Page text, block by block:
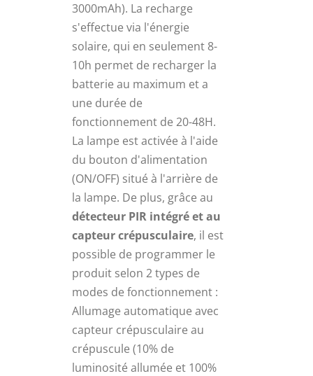
3000mAh). La recharge
s'effectue via l'énergie
solaire, qui en seulement 8-
10h permet de recharger la
batterie au maximum et a
une durée de
fonctionnement de 20-48H.
La lampe est activée à l'aide
du bouton d'alimentation
(ON/OFF) situé à l'arrière de
la lampe. De plus, grâce au
détecteur PIR intégré et au
capteur crépusculaire, il est
possible de programmer le
produit selon 2 types de
modes de fonctionnement :
Allumage automatique avec
capteur crépusculaire au
crépuscule (10% de
luminosité allumée et 100%